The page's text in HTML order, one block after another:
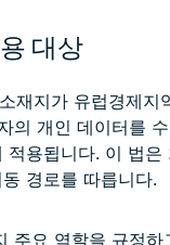
대상
재지가 유럽경제지
의 개인 데이터를
적용됩니다. 이 법은
경로를 따릅니다.
주요 역할을 규정하